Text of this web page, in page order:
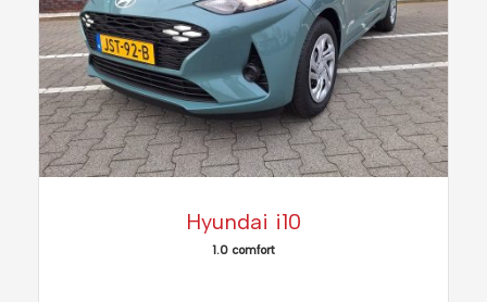
Hyundai i10
1.0 comfort